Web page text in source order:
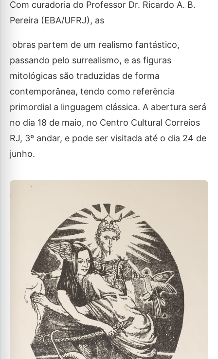
Com curadoria do Professor Dr. Ricardo A. B.
Pereira (EBA/UFRJ), as
obras partem de um realismo fantástico,
passando pelo surrealismo, e as figuras
mitológicas são traduzidas de forma
contemporânea, tendo como referência
primordial a linguagem clássica. A abertura será
no dia 18 de maio, no Centro Cultural Correios
RJ, 3º andar, e pode ser visitada até o dia 24 de
junho.